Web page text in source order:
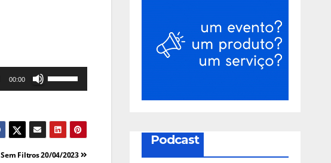
00:00
Use
as
cima/baixo
Sem Filtros 20/04/2023
Podcast